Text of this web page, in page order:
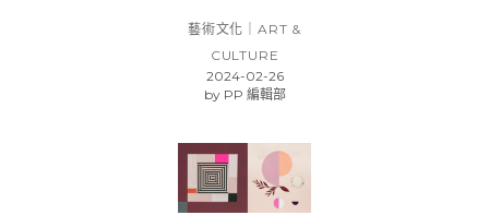
藝術文化｜ART &
CULTURE
2024-02-26
byPP 編輯部